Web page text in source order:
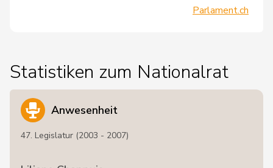
Parlament.ch
Statistiken zum Nationalrat
Anwesenheit
47. Legislatur (2003 - 2007)